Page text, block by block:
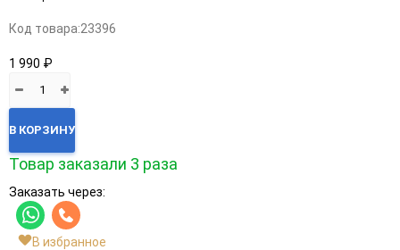
Код товара:23396
1 990 ₽
В КОРЗИНУ
Товар заказали 3 раза
Заказать через:
В избранное